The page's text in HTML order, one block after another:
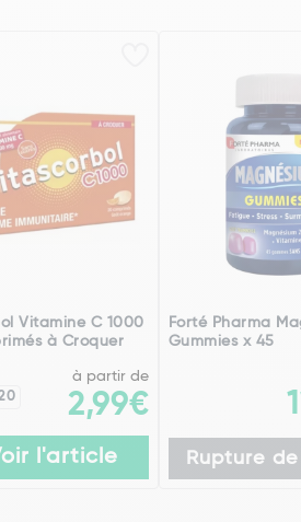
Vitamine C 1000
à Croquer
à partir de
2,99€
l'article
Forté Pharma
Gummies x 45
Rupture